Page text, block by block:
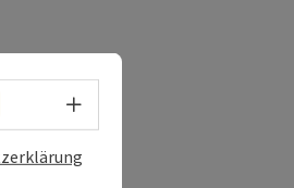
Sprachwahl - Menü öffnen